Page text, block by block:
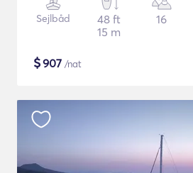
Sejlbåd
48 ft
15 m
16
$907 /nat